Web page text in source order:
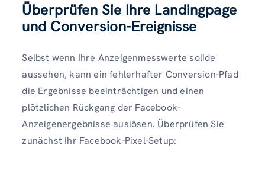
Überprüfen Sie Ihre Landingpage
und Conversion-Ereignisse
Selbst wenn Ihre Anzeigenmesswerte solide
aussehen, kann ein fehlerhafter Conversion-Pfad
die Ergebnisse beeinträchtigen und einen
plötzlichen Rückgang der Facebook-
Anzeigenergebnisse auslösen. Überprüfen Sie
zunächst Ihr Facebook-Pixel-Setup: